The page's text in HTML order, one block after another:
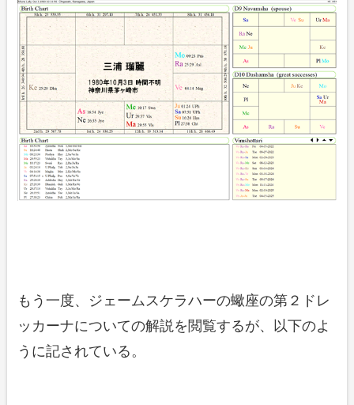
もう一度、ジェームスケラハーの蠍座の第２ドレ
ッカーナについての解説を閲覧するが、以下のよ
うに記されている。